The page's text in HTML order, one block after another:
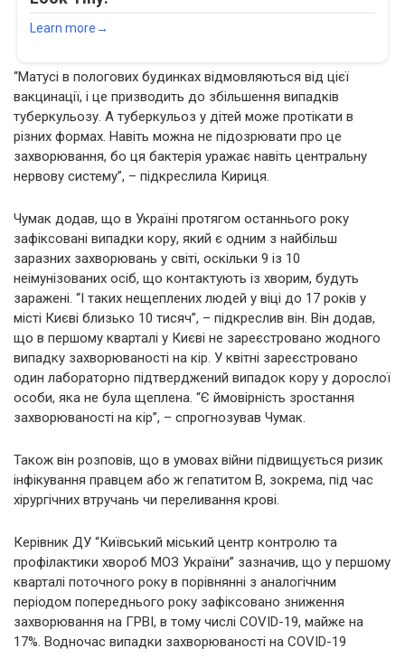
“Матусі в пологових будинках відмовляються від цієї
вакцинації, і це призводить до збільшення випадків
туберкульозу. А туберкульоз у дітей може протікати в
різних формах. Навіть можна не підозрювати про це
захворювання, бо ця бактерія уражає навіть центральну
нервову систему”, – підкреслила Кириця.
Чумак додав, що в Україні протягом останнього року
зафіксовані випадки кору, який є одним з найбільш
заразних захворювань у світі, оскільки 9 із 10
неімунізованих осіб, що контактують із хворим, будуть
заражені. “І таких нещеплених людей у віці до 17 років у
місті Києві близько 10 тисяч”, – підкреслив він. Він додав,
що в першому кварталі у Києві не зареєстровано жодного
випадку захворюваності на кір. У квітні зареєстровано
один лабораторно підтверджений випадок кору у дорослої
особи, яка не була щеплена. “Є ймовірність зростання
захворюваності на кір”, – спрогнозував Чумак.
Також він розповів, що в умовах війни підвищується ризик
інфікування правцем або ж гепатитом В, зокрема, під час
хірургічних втручань чи переливання крові.
Керівник ДУ “Київський міський центр контролю та
профілактики хвороб МОЗ України” зазначив, що у першому
кварталі поточного року в порівнянні з аналогічним
періодом попереднього року зафіксовано зниження
захворювання на ГРВІ, в тому числі COVID-19, майже на
17%. Водночас випадки захворюваності на COVID-19